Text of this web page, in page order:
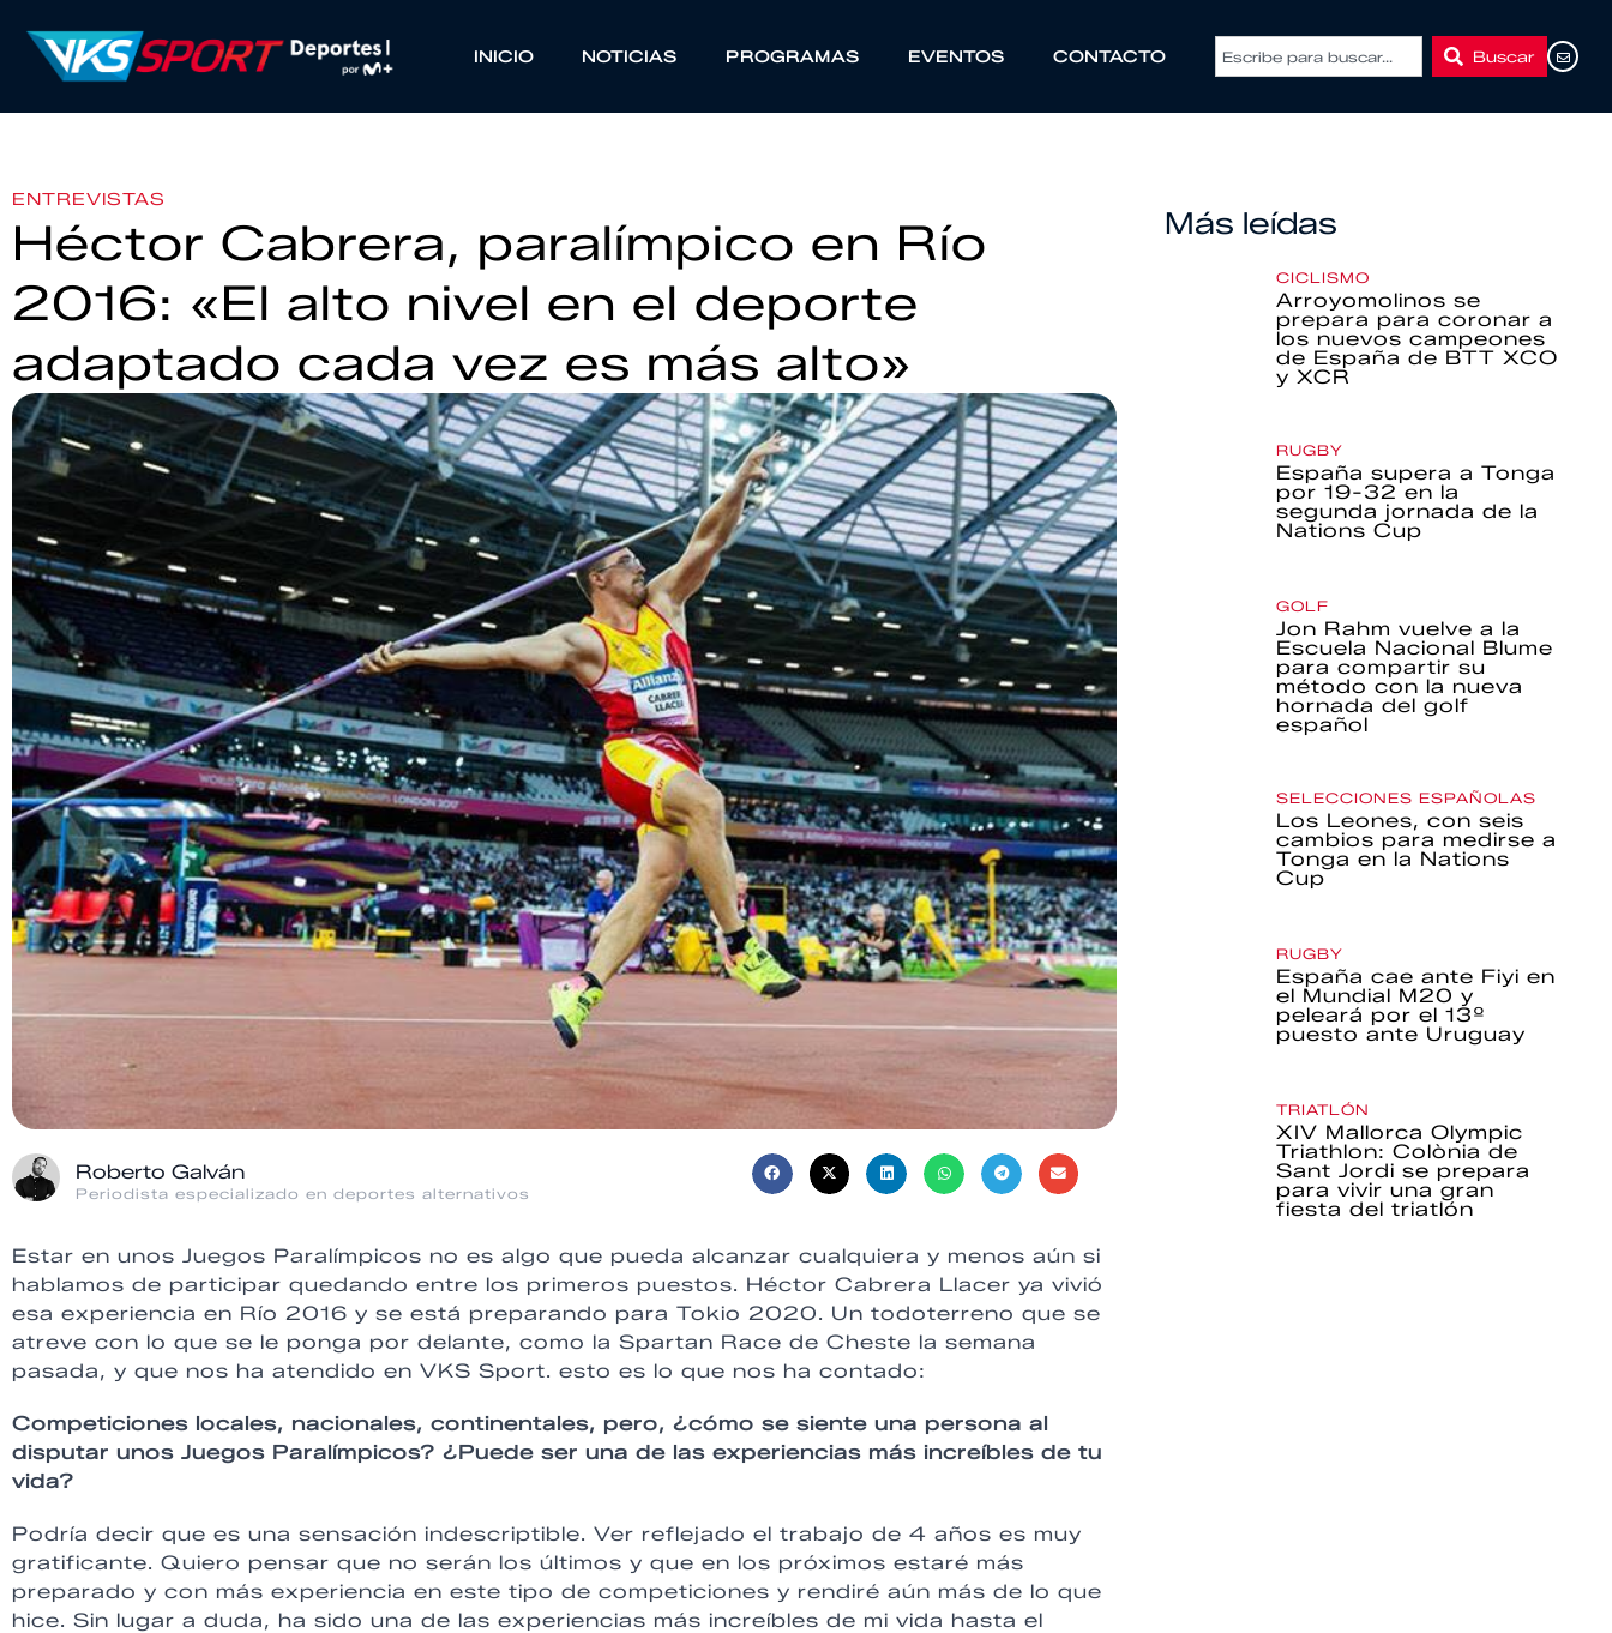
INICIO NOTICIAS PROGRAMAS EVENTOS CONTACTO Buscar
ENTREVISTAS
Héctor Cabrera, paralímpico en Río
2016: «El alto nivel en el deporte
adaptado cada vez es más alto»
Roberto Galván
Periodista especializado en deportes alternativos
Estar en unos Juegos Paralímpicos no es algo que pueda alcanzar cualquiera y menos aún si
hablamos de participar quedando entre los primeros puestos. Héctor Cabrera Llacer ya vivió
esa experiencia en Río 2016 y se está preparando para Tokio 2020. Un todoterreno que se
atreve con lo que se le ponga por delante, como la Spartan Race de Cheste la semana
pasada, y que nos ha atendido en VKS Sport. esto es lo que nos ha contado:
Competiciones locales, nacionales, continentales, pero, ¿cómo se siente una persona al
disputar unos Juegos Paralímpicos? ¿Puede ser una de las experiencias más increíbles de tu
vida?
Podría decir que es una sensación indescriptible. Ver reflejado el trabajo de 4 años es muy
gratificante. Quiero pensar que no serán los últimos y que en los próximos estaré más
preparado y con más experiencia en este tipo de competiciones y rendiré aún más de lo que
hice. Sin lugar a duda, ha sido una de las experiencias más increíbles de mi vida hasta el
Más leídas
CICLISMO
Arroyomolinos se
prepara para coronar a
los nuevos campeones
de España de BTT XCO
y XCR
RUGBY
España supera a Tonga
por 19-32 en la
segunda jornada de la
Nations Cup
GOLF
Jon Rahm vuelve a la
Escuela Nacional Blume
para compartir su
método con la nueva
hornada del golf
español
SELECCIONES ESPAÑOLAS
Los Leones, con seis
cambios para medirse a
Tonga en la Nations
Cup
RUGBY
España cae ante Fiyi en
el Mundial M20 y
peleará por el 13º
puesto ante Uruguay
TRIATLÓN
XIV Mallorca Olympic
Triathlon: Colònia de
Sant Jordi se prepara
para vivir una gran
fiesta del triatlón